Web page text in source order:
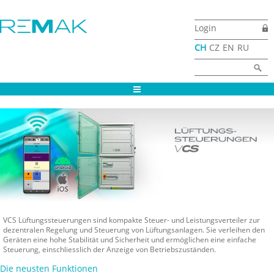
Login
CH CZ EN RU
VCS Lüftungssteuerungen sind kompakte Steuer- und Leistungsverteiler zur
dezentralen Regelung und Steuerung von Lüftungsanlagen. Sie verleihen den
Geräten eine hohe Stabilität und Sicherheit und ermöglichen eine einfache
Steuerung, einschliesslich der Anzeige von Betriebszuständen.
Die neusten Funktionen